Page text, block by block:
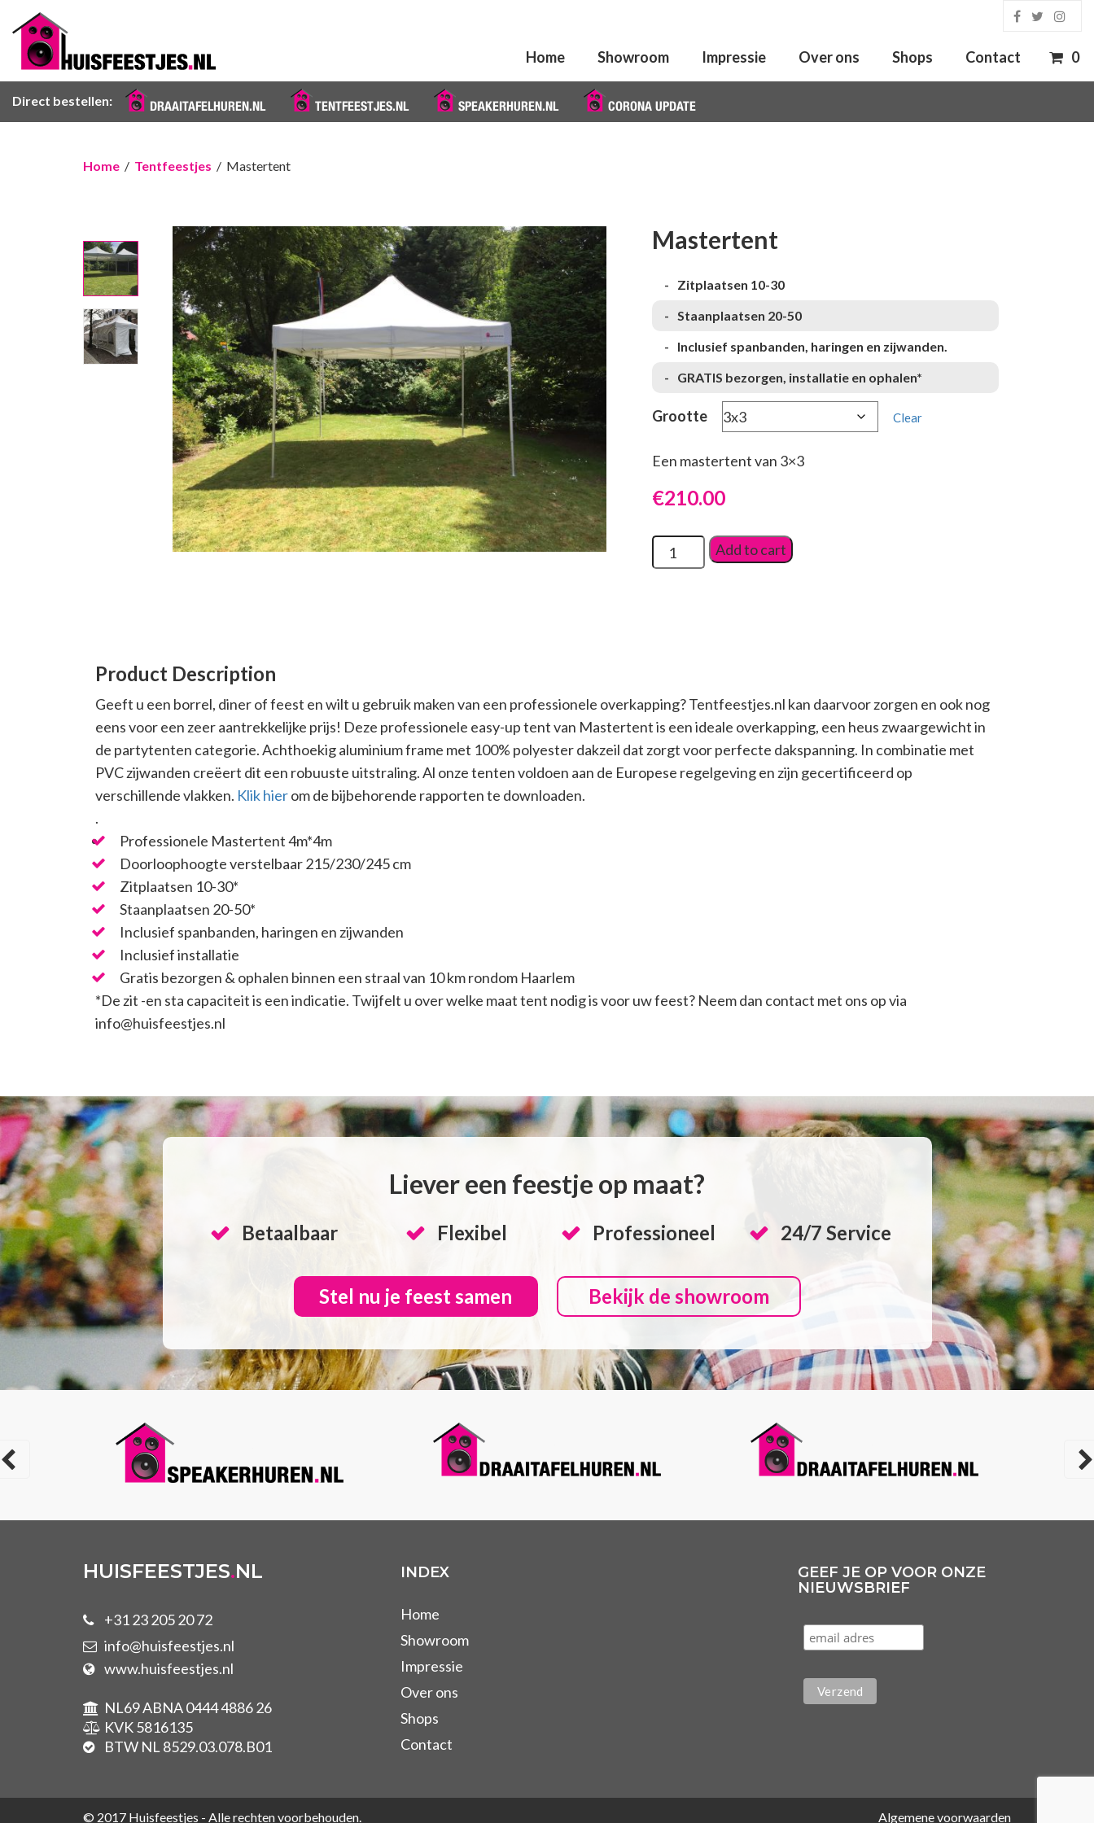
Home Showroom Impressie Over ons Shops Contact 0
Direct bestellen: DRAAITAFELHUREN.NL TENTFEESTJES.NL SPEAKERHUREN.NL CORONA UPDATE
Home / Tentfeestjes / Mastertent
Mastertent
Zitplaatsen 10-30
Staanplaatsen 20-50
Inclusief spanbanden, haringen en zijwanden.
GRATIS bezorgen, installatie en ophalen*
Grootte Clear
Een mastertent van 3×3
€210.00
Add to cart
Product Description
Geeft u een borrel, diner of feest en wilt u gebruik maken van een professionele overkapping? Tentfeestjes.nl kan daarvoor zorgen en ook nog
eens voor een zeer aantrekkelijke prijs! Deze professionele easy-up tent van Mastertent is een ideale overkapping, een heus zwaargewicht in
de partytenten categorie. Achthoekig aluminium frame met 100% polyester dakzeil dat zorgt voor perfecte dakspanning. In combinatie met
PVC zijwanden creëert dit een robuuste uitstraling. Al onze tenten voldoen aan de Europese regelgeving en zijn gecertificeerd op
verschillende vlakken. Klik hierom de bijbehorende rapporten te downloaden.
.
Professionele Mastertent 4m*4m
Doorloophoogte verstelbaar 215/230/245 cm
Zitplaatsen 10-30*
Staanplaatsen 20-50*
Inclusief spanbanden, haringen en zijwanden
Inclusief installatie
Gratis bezorgen & ophalen binnen een straal van 10 km rondom Haarlem
*De zit -en sta capaciteit is een indicatie. Twijfelt u over welke maat tent nodig is voor uw feest? Neem dan contact met ons op via
info@huisfeestjes.nl
Liever een feestje op maat?
Betaalbaar Flexibel Professioneel 24/7 Service
Stel nu je feest samen Bekijk de showroom
HUISFEESTJES.NL
+31 23 205 20 72
info@huisfeestjes.nl
www.huisfeestjes.nl
NL69 ABNA 0444 4886 26
KVK 5816135
BTW NL 8529.03.078.B01
INDEX
Home
Showroom
Impressie
Over ons
Shops
Contact
GEEF JE OP VOOR ONZE
NIEUWSBRIEF
© 2017 Huisfeestjes - Alle rechten voorbehouden. Algemene voorwaarden